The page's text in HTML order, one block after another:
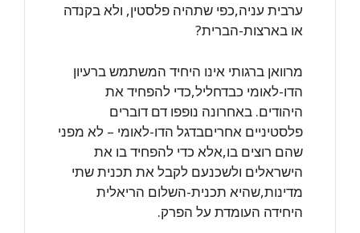
ערבית עניה,כפי שתהיה פלסטין, ולא בקנדה
או בארצות-הברית?
מרוואן ברגותי אינו היחיד המשתמש ברעיון
הדו-לאומי כבדחליל,כדי להפחיד את
היהודים. באחרונה נופפו דם דוברים
פלסטיניים אחריםבדגל הדו-לאומי – לא מפני
שהם רוצים בו,אלא כדי להפחיד בו את
הישראלים ולשכנעם לקבל את תכנית שתי
מדינות,שהיא תכנית-השלום הריאלית
היחידה העומדת על הפרק.